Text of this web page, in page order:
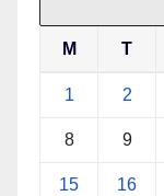
M T
1 2
8 9
15 16